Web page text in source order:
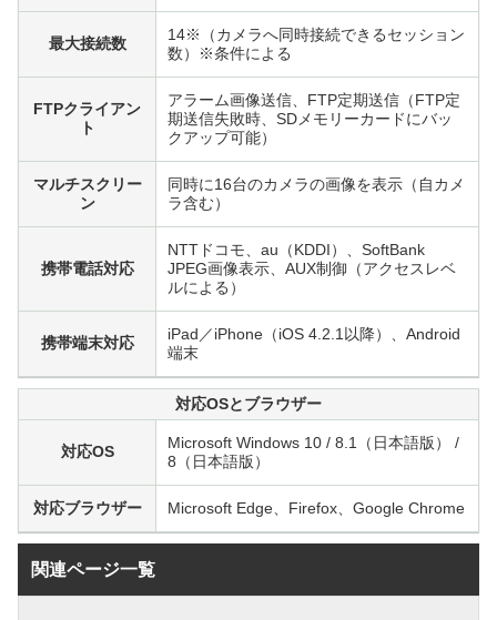
最大接続数 14※
（カメラへ同時接続できるセッション
数）※条件による
FTPクライアン
ト
アラーム画像送信、FTP定期送信（FTP定
期送信失敗時、SDメモリーカードにバッ
クアップ可能）
マルチスクリー
ン
同時に16台のカメラの画像を表示（自カメ
ラ含む）
携帯電話対応
NTTドコモ、au（KDDI）、SoftBank
JPEG画像表示、AUX制御（アクセスレベ
ルによる）
携帯端末対応
iPad／iPhone（iOS 4.2.1以降）、Android
端末
対応OSとブラウザー
対応OS
Microsoft Windows 10 / 8.1（日本語版） /
8（日本語版）
対応ブラウザー Microsoft Edge、Firefox、Google Chrome
関連ページ一覧